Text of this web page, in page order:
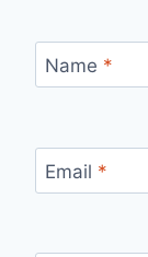
Name *
Email *